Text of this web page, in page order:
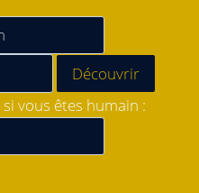
vous êtes humain :